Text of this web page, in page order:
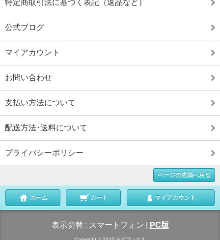
特定商取引法に基づく表記（返品など）
公式ブログ
マイアカウント
お問い合わせ
支払い方法について
配送方法･送料について
プライバシーポリシー
ページの先頭へ戻る
ホーム カート マイアカウント
表示切替 : スマートフォン PC版